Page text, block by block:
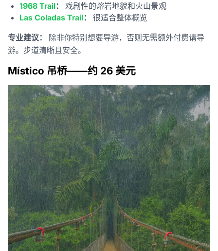
1968 Trail：
戏剧性的熔岩地貌和火山景观
Las Coladas Trail： 很适合整体概览
专业建议：
除非你特别想要导游，否则无需额外付费请导
游。步道清晰且安全。
Místico 吊桥——约 26 美元